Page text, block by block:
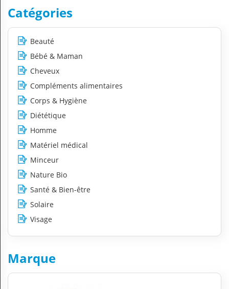
Se connecter
Catégories
Beauté
Bébé & Maman
Cheveux
Compléments alimentaires
Corps & Hygiène
Diététique
Homme
Matériel médical
Minceur
Nature Bio
Santé & Bien-être
Solaire
Visage
Marque